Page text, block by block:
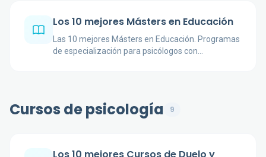
Los 10 mejores Másters en Educación
Las 10 mejores Másters en Educación. Programas
de especialización para psicólogos con
Cursos de psicología 9